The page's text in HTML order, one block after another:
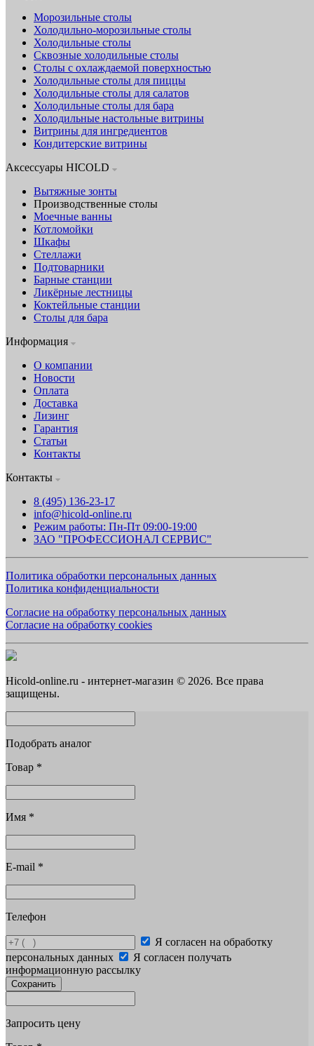
Морозильные столы
Холодильно-морозильные столы
Холодильные столы
Сквозные холодильные столы
Столы с охлаждаемой поверхностью
Холодильные столы для пиццы
Холодильные столы для салатов
Холодильные столы для бара
Холодильные настольные витрины
Витрины для ингредиентов
Кондитерские витрины
Аксессуары HICOLD
Вытяжные зонты
Производственные столы
Моечные ванны
Котломойки
Шкафы
Стеллажи
Подтоварники
Барные станции
Ликёрные лестницы
Коктейльные станции
Столы для бара
Информация
О компании
Новости
Оплата
Доставка
Лизинг
Гарантия
Статьи
Контакты
Контакты
8 (495) 136-23-17
info@hicold-online.ru
Режим работы: Пн-Пт 09:00-19:00
ЗАО "ПРОФЕССИОНАЛ СЕРВИС"
Политика обработки персональных данных
Политика конфиденциальности
Согласие на обработку персональных данных
Согласие на обработку cookies
Hicold-online.ru - интернет-магазин © 2026. Все права
защищены.
Подобрать аналог
Товар *
Имя *
E-mail *
Телефон
Я согласен на обработку
персональных данных
Я согласен получать
информационную рассылку
Сохранить
Запросить цену